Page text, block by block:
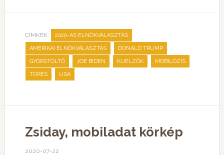
CÍMKÉK: 2020-AS ELNÖKVÁLASZTÁS ,
AMERIKAI ELNÖKVÁLASZTÁS , DONALD TRUMP ,
GYORSTÖLTŐ , JOE BIDEN , KIJELZŐK , MOBILÓZIS ,
TÖRÉS , USA
Zsiday, mobiladat körkép
2020-07-22